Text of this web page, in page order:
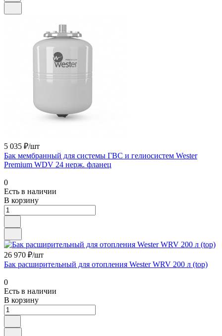
5 035 ₽/шт
Бак мембранный для системы ГВС и гелиосистем Wester
Premium WDV 24 нерж. фланец
0
Есть в наличии
В корзину
26 970 ₽/шт
Бак расширительный для отопления Wester WRV 200 л (top)
0
Есть в наличии
В корзину